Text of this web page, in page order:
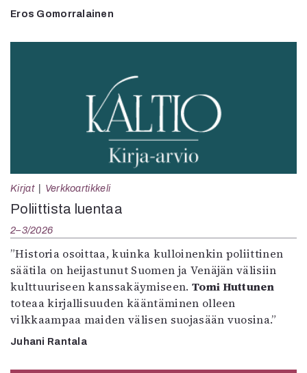
Eros Gomorralainen
Kirjat Verkkoartikkeli
Poliittista luentaa
2–3/2026
”Historia osoittaa, kuinka kulloinenkin poliittinen
säätila on heijastunut Suomen ja Venäjän välisiin
kulttuuriseen kanssakäymiseen. Tomi Huttunen
toteaa kirjallisuuden kääntäminen olleen
vilkkaampaa maiden välisen suojasään vuosina.”
Juhani Rantala